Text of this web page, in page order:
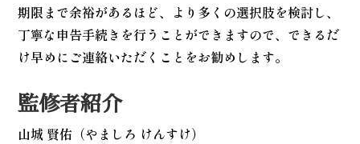
期限まで余裕があるほど、より多くの選択肢を検討し、
丁寧な申告手続きを行うことができますので、できるだ
け早めにご連絡いただくことをお勧めします。
監修者紹介
山城 賢佑（やましろ けんすけ）